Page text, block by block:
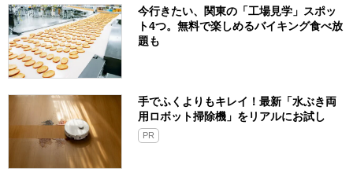
今行きたい、関東の「工場見学」スポッ
ト4つ。無料で楽しめるバイキング食べ放
題も
手でふくよりもキレイ！最新「水ぶき両
用ロボット掃除機」をリアルにお試し
PR